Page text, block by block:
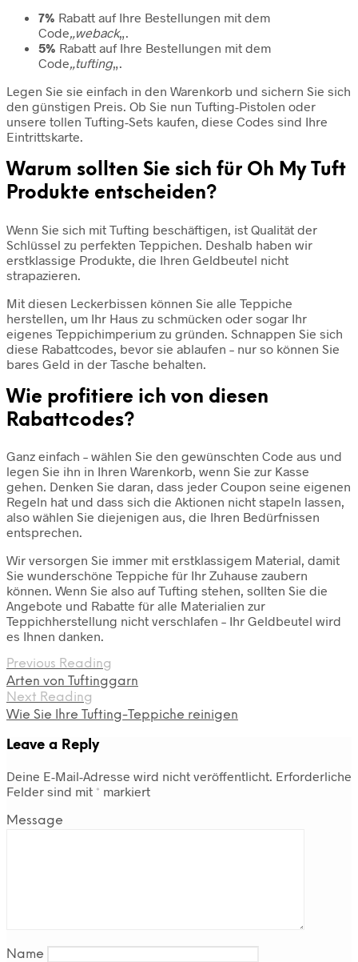
7% Rabatt auf Ihre Bestellungen mit dem
Code„weback„.
5% Rabatt auf Ihre Bestellungen mit dem
Code„tufting„.
Legen Sie sie einfach in den Warenkorb und sichern Sie sich
den günstigen Preis. Ob Sie nun Tufting-Pistolen oder
unsere tollen Tufting-Sets kaufen, diese Codes sind Ihre
Eintrittskarte.
Warum sollten Sie sich für Oh My Tuft
Produkte entscheiden?
Wenn Sie sich mit Tufting beschäftigen, ist Qualität der
Schlüssel zu perfekten Teppichen. Deshalb haben wir
erstklassige Produkte, die Ihren Geldbeutel nicht
strapazieren.
Mit diesen Leckerbissen können Sie alle Teppiche
herstellen, um Ihr Haus zu schmücken oder sogar Ihr
eigenes Teppichimperium zu gründen. Schnappen Sie sich
diese Rabattcodes, bevor sie ablaufen – nur so können Sie
bares Geld in der Tasche behalten.
Wie profitiere ich von diesen
Rabattcodes?
Ganz einfach – wählen Sie den gewünschten Code aus und
legen Sie ihn in Ihren Warenkorb, wenn Sie zur Kasse
gehen. Denken Sie daran, dass jeder Coupon seine eigenen
Regeln hat und dass sich die Aktionen nicht stapeln lassen,
also wählen Sie diejenigen aus, die Ihren Bedürfnissen
entsprechen.
Wir versorgen Sie immer mit erstklassigem Material, damit
Sie wunderschöne Teppiche für Ihr Zuhause zaubern
können. Wenn Sie also auf Tufting stehen, sollten Sie die
Angebote und Rabatte für alle Materialien zur
Teppichherstellung nicht verschlafen – Ihr Geldbeutel wird
es Ihnen danken.
Previous Reading
Arten von Tuftinggarn
Next Reading
Wie Sie Ihre Tufting-Teppiche reinigen
Leave a Reply
Deine E-Mail-Adresse wird nicht veröffentlicht. Erforderliche
Felder sind mit * markiert
Message
Name